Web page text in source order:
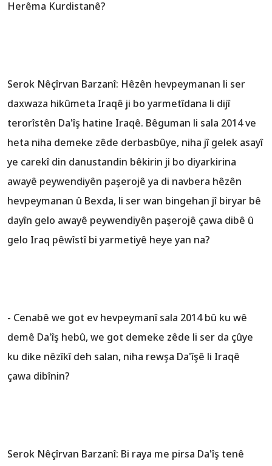
Herêma Kurdistanê?
Serok Nêçîrvan Barzanî: Hêzên hevpeymanan li ser
daxwaza hikûmeta Iraqê ji bo yarmetîdana li dijî
terorîstên Da'îş hatine Iraqê. Bêguman li sala 2014 ve
heta niha demeke zêde derbasbûye, niha jî gelek asayî
ye carekî din danustandin bêkirin ji bo diyarkirina
awayê peywendiyên paşerojê ya di navbera hêzên
hevpeymanan û Bexda, li ser wan bingehan jî biryar bê
dayîn gelo awayê peywendiyên paşerojê çawa dibê û
gelo Iraq pêwîstî bi yarmetiyê heye yan na?
- Cenabê we got ev hevpeymanî sala 2014 bû ku wê
demê Da'îş hebû, we got demeke zêde li ser da çûye
ku dike nêzîkî deh salan, niha rewşa Da'îşê li Iraqê
çawa dibînin?
Serok Nêçîrvan Barzanî: Bi raya me pirsa Da'îş tenê